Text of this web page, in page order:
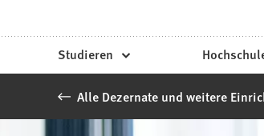
Studiengänge,
Bewerbung
Studieren
Alle Dezernate und weitere